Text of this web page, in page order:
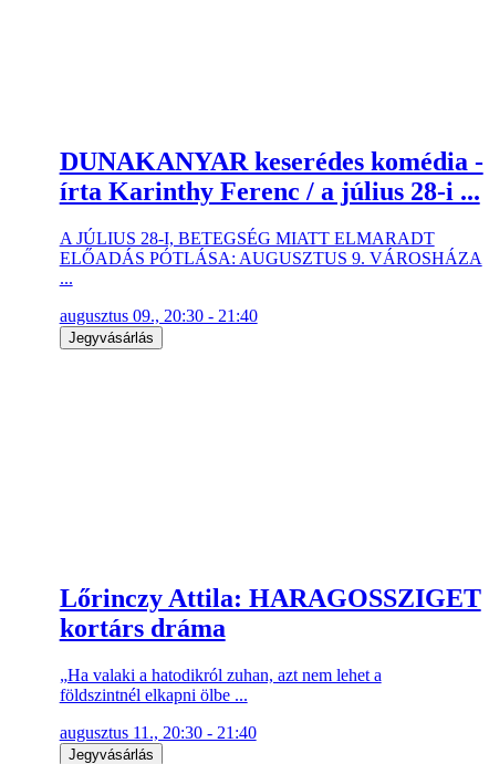
DUNAKANYAR keserédes komédia -
írta Karinthy Ferenc / a július 28-i ...
A JÚLIUS 28-I, BETEGSÉG MIATT ELMARADT
ELŐADÁS PÓTLÁSA: AUGUSZTUS 9. VÁROSHÁZA
...
augusztus 09., 20:30 - 21:40
Jegyvásárlás
Lőrinczy Attila: HARAGOSSZIGET
kortárs dráma
„Ha valaki a hatodikról zuhan, azt nem lehet a
földszintnél elkapni ölbe ...
augusztus 11., 20:30 - 21:40
Jegyvásárlás